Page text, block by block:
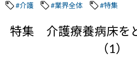
#介護 #業界全体 #特集
特集 介護療養病床を
（1）